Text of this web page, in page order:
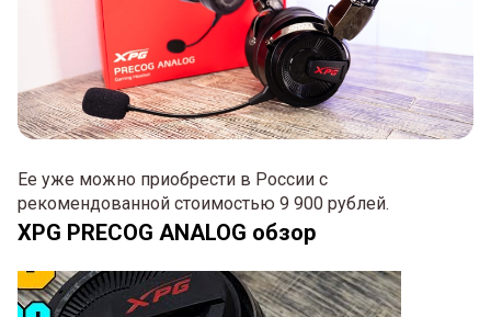
Ее уже можно приобрести в России с
рекомендованной стоимостью 9 900 рублей.
XPG PRECOG ANALOG обзор